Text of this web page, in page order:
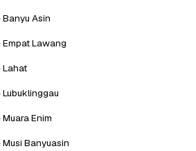
Asin
Lawang
Lahat
Enim
Banyuasin